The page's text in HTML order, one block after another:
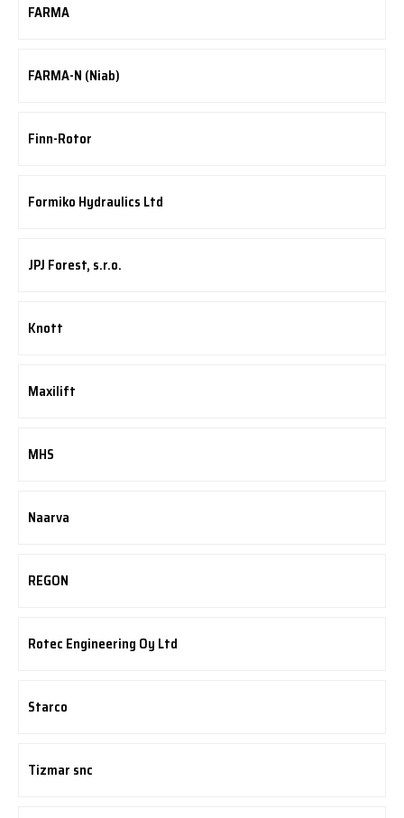
FARMA
FARMA-N (Niab)
Finn-Rotor
Formiko Hydraulics Ltd
JPJ Forest, s.r.o.
Knott
Maxilift
MHS
Naarva
REGON
Rotec Engineering Oy Ltd
Starco
Tizmar snc